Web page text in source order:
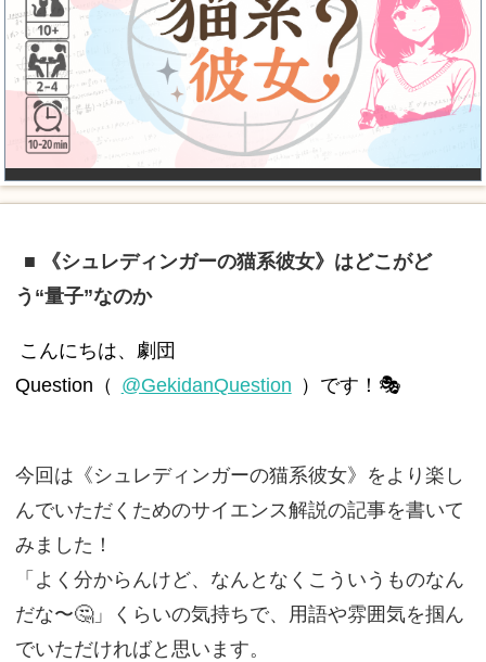
■ 《シュレディンガーの猫系彼女》はどこがど
う“量子”なのか
こんにちは、劇団
Question（ @GekidanQuestion ）です！🎭
今回は《シュレディンガーの猫系彼女》をより楽し
んでいただくためのサイエンス解説の記事を書いて
みました！
「よく分からんけど、なんとなくこういうものなん
だな〜🤔」くらいの気持ちで、用語や雰囲気を掴ん
でいただければと思います。